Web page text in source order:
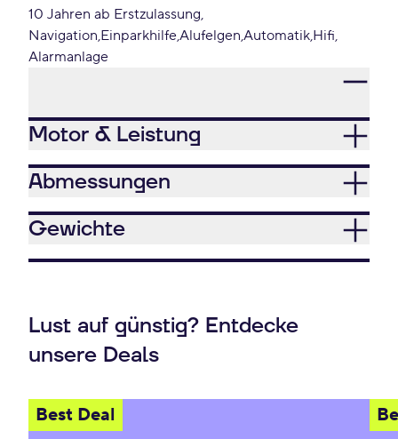
10 Jahren ab Erstzulassung
Navigation EinparkhilfeAlufelgen Automatik Hifi
Alarmanlage
Motor & Leistung
Abmessungen
Gewichte
Lust auf günstig? Entdecke
unsere Deals
Best Deal